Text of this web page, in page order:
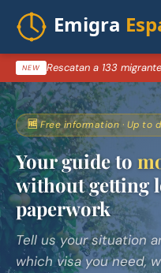
NEW
🆓 Free information · Up to
Your guide to
without getting
paperwork
Tell us your situation
which visa you need,